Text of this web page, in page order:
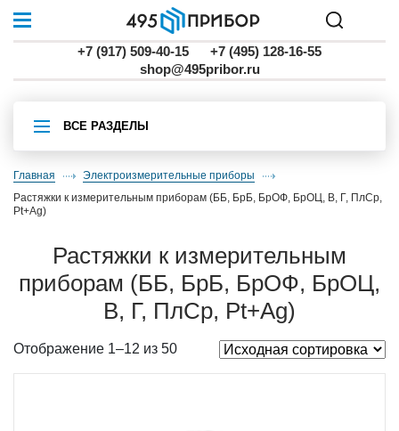
+7 (917) 509-40-15
+7 (495) 128-16-55
shop@495pribor.ru
ВСЕ РАЗДЕЛЫ
Главная
Электроизмерительные приборы
растяжки к измерительным приборам (ББ, БрБ, БрОФ, БрОЦ, В, Г, ПлСр,
Pt+Ag)
растяжки к измерительным
приборам (ББ, БрБ, БрОФ, БрОЦ,
В, Г, ПлСр, Pt+Ag)
Отображение 1–12 из 50